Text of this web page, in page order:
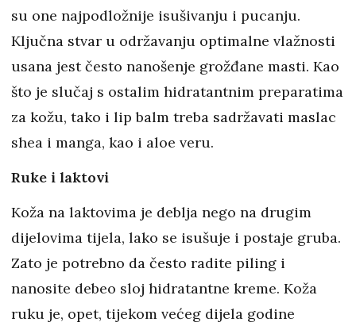
su one najpodložnije isušivanju i pucanju.
Ključna stvar u održavanju optimalne vlažnosti
usana jest često nanošenje grožđane masti. Kao
što je slučaj s ostalim hidratantnim preparatima
za kožu, tako i lip balm treba sadržavati maslac
shea i manga, kao i aloe veru.
Ruke i laktovi
Koža na laktovima je deblja nego na drugim
dijelovima tijela, lako se isušuje i postaje gruba.
Zato je potrebno da često radite piling i
nanosite debeo sloj hidratantne kreme. Koža
ruku je, opet, tijekom većeg dijela godine